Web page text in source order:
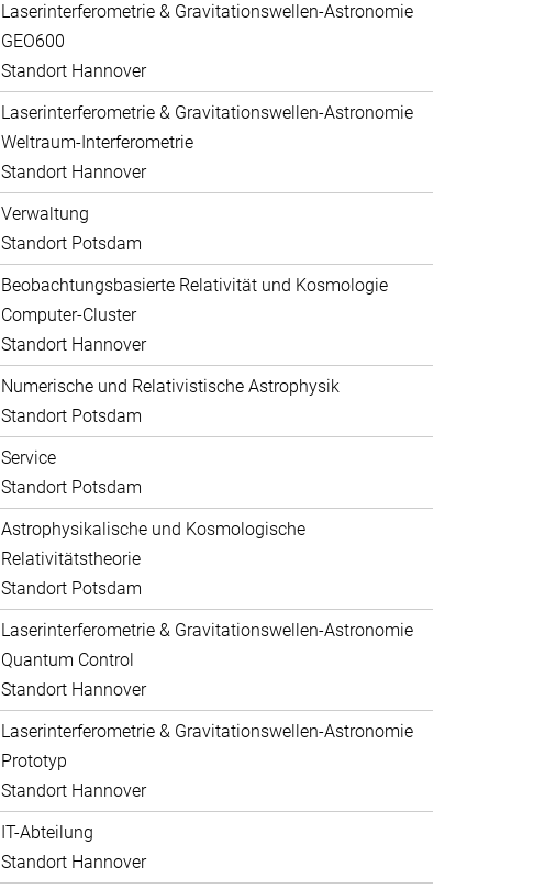
Laserinterferometrie & Gravitationswellen-Astronomie
GEO600
Standort Hannover
Laserinterferometrie & Gravitationswellen-Astronomie
Weltraum-Interferometrie
Standort Hannover
Verwaltung
Standort Potsdam
Beobachtungsbasierte Relativität und Kosmologie
Computer-Cluster
Standort Hannover
Numerische und Relativistische Astrophysik
Standort Potsdam
Service
Standort Potsdam
Astrophysikalische und Kosmologische
Relativitätstheorie
Standort Potsdam
Laserinterferometrie & Gravitationswellen-Astronomie
Quantum Control
Standort Hannover
Laserinterferometrie & Gravitationswellen-Astronomie
Prototyp
Standort Hannover
IT-Abteilung
Standort Hannover